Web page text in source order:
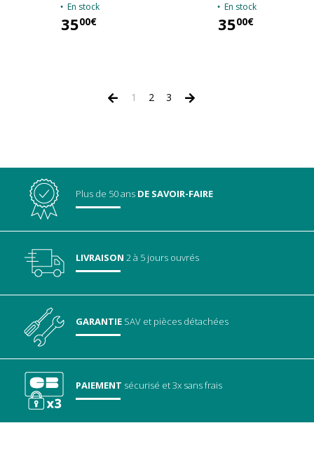
En stock
3500€
En stock
3500€
1 2 3
Plus de 50 ans DE SAVOIR-FAIRE
LIVRAISON 2 à 5 jours ouvrés
GARANTIE SAV et pièces détachées
PAIEMENT sécurisé et 3x sans frais